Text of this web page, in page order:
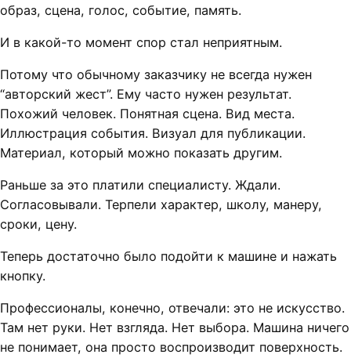
образ, сцена, голос, событие, память.
И в какой-то момент спор стал неприятным.
Потому что обычному заказчику не всегда нужен
“авторский жест”. Ему часто нужен результат.
Похожий человек. Понятная сцена. Вид места.
Иллюстрация события. Визуал для публикации.
Материал, который можно показать другим.
Раньше за это платили специалисту. Ждали.
Согласовывали. Терпели характер, школу, манеру,
сроки, цену.
Теперь достаточно было подойти к машине и нажать
кнопку.
Профессионалы, конечно, отвечали: это не искусство.
Там нет руки. Нет взгляда. Нет выбора. Машина ничего
не понимает, она просто воспроизводит поверхность.